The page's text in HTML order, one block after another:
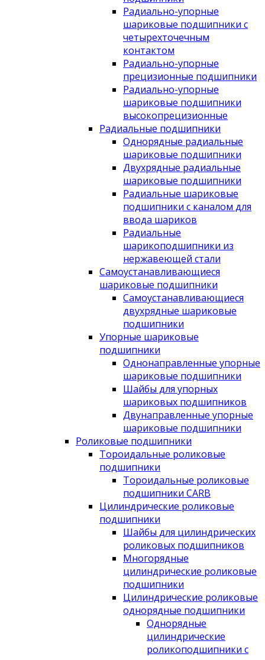
Радиально-упорные
шариковые подшипники с
четырехточечным
контактом
Радиально-упорные
прецизионные подшипники
Радиально-упорные
шариковые подшипники
высокопрецизионные
Радиальные подшипники
Однорядные радиальные
шариковые подшипники
Двухрядные радиальные
шариковые подшипники
Радиальные шариковые
подшипники с каналом для
ввода шариков
Радиальные
шарикоподшипники из
нержавеющей стали
Самоустанавливающиеся
шариковые подшипники
Самоустанавливающиеся
двухрядные шариковые
подшипники
Упорные шариковые
подшипники
Однонаправленные упорные
шариковые подшипники
Шайбы для упорных
шариковых подшипников
Двунаправленные упорные
шариковые подшипники
Роликовые подшипники
Тороидальные роликовые
подшипники
Тороидальные роликовые
подшипники CARB
Цилиндрические роликовые
подшипники
Шайбы для цилиндрических
роликовых подшипников
Многорядные
цилиндрические роликовые
подшипники
Цилиндрические роликовые
однорядные подшипники
Однорядные
цилиндрические
роликоподшипники с